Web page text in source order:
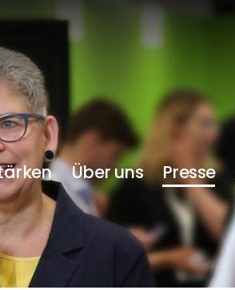
Über uns Presse